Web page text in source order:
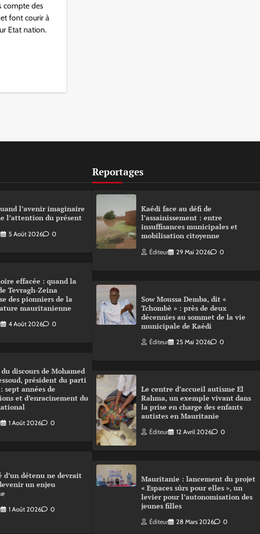
compte des
font courir à
Etat nation.
l’avenir imaginaire
l’attention du présent
5 Août 2026 0
effacée : quand la
Tevragh-Zeina
des pionniers de la
mauritanienne
4 Août 2026 0
discours de Mohamed
président du parti
sept années de
et d’enracinement du
1 Août 2026 0
d’un détenu ne devrait
un enjeu
1 Août 2026 0
Reportages
Kaédi face au défi de
l’assainissement : entre
insuffisances municipales et
mobilisation citoyenne
Éditeur 29 Mai 2026 0
Sow Moussa Demba, dit «
Tchombè » : près de deux
décennies au sommet de la vie
municipale de Kaédi
Éditeur 25 Mai 2026 0
Le centre d’accueil autisme El
Rahma, un exemple vivant dans
la prise en charge des enfants
autistes en Mauritanie
Éditeur 12 Avril 2026 0
Mauritanie : lancement du projet
« Espaces sûrs pour elles », un
levier pour l’autonomisation des
jeunes filles
Éditeur 28 Mars 2026 0